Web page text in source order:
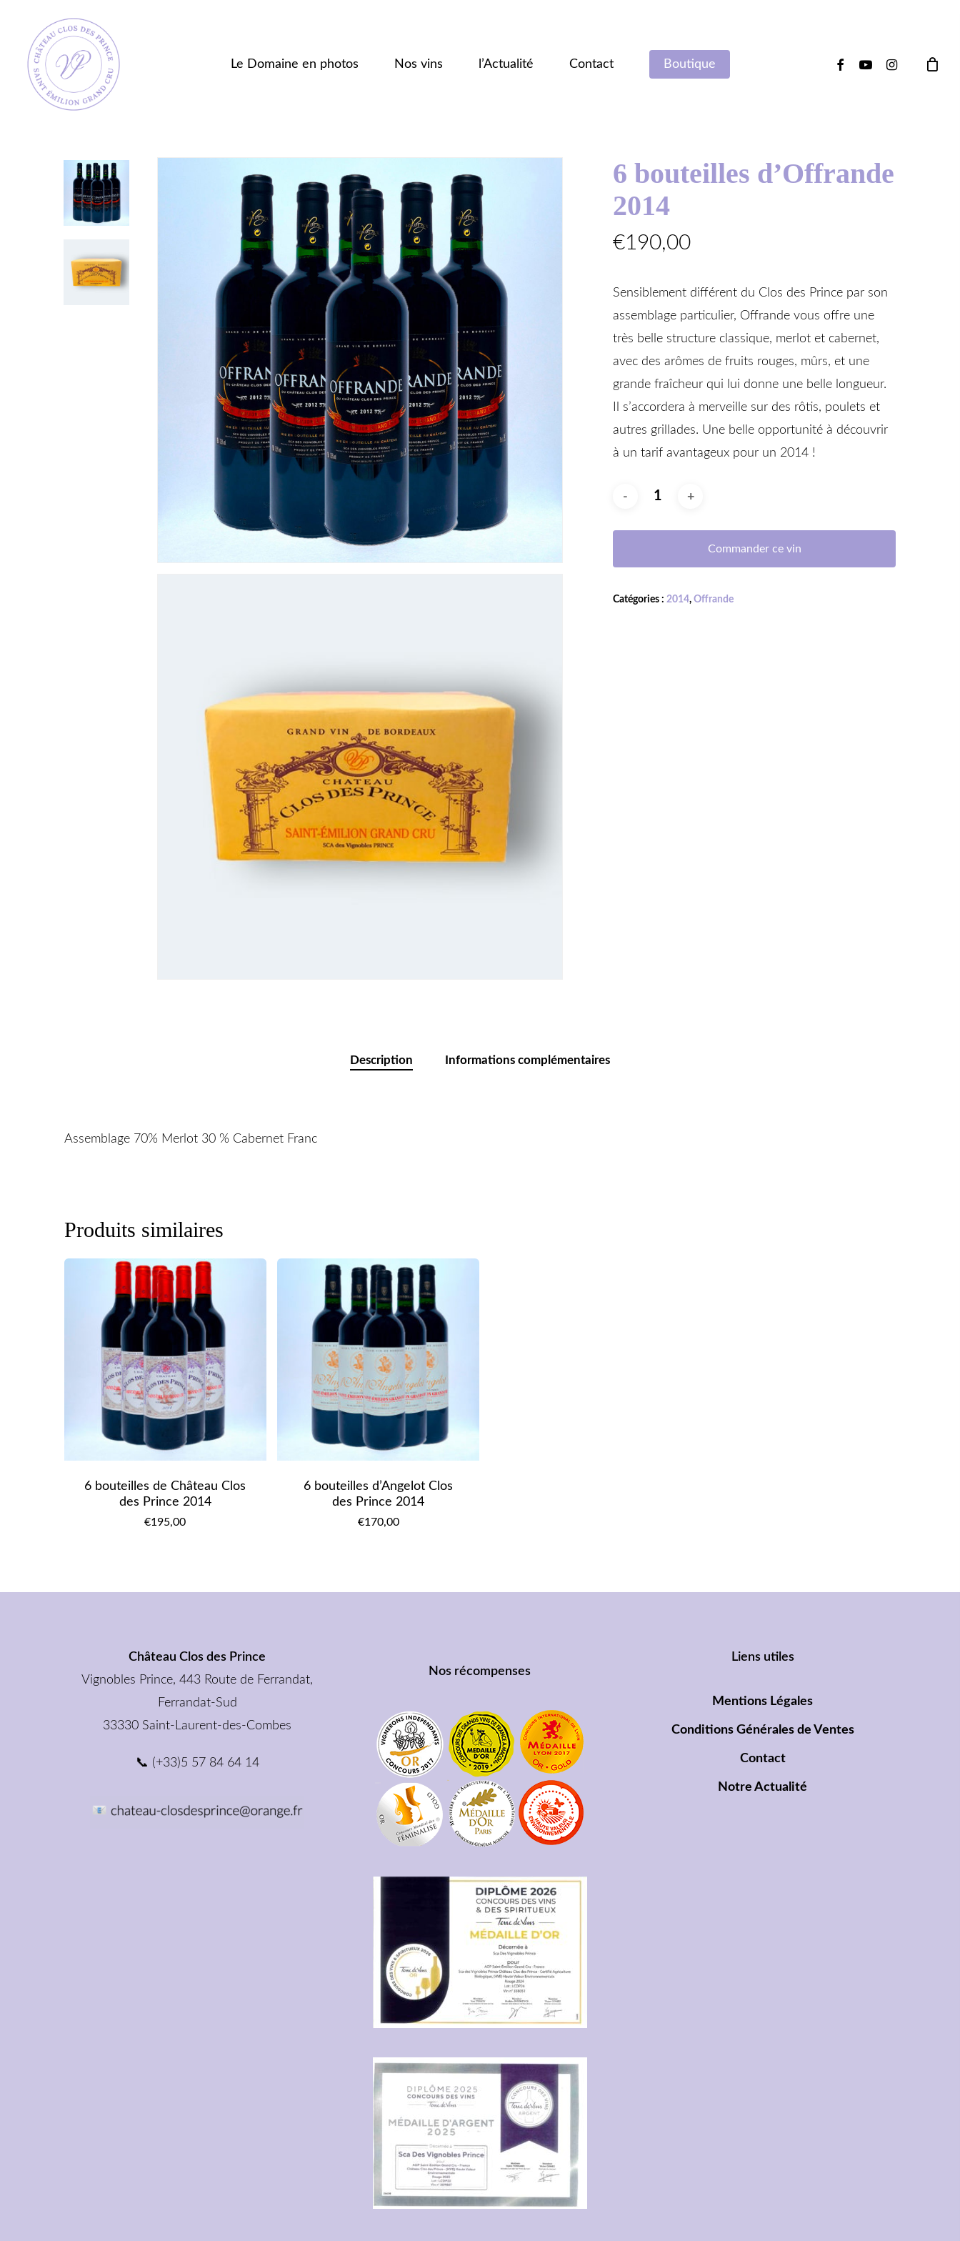
content
Le Domaine en photos Nos vins l’Actualité Contact Boutique facebookyoutubeinstagram
6 bouteilles d’Offrande
2014
€190,00
Sensiblement différent du Clos des Prince par son
assemblage particulier, Offrande vous offre une
très belle structure classique, merlot et cabernet,
avec des arômes de fruits rouges, mûrs, et une
grande fraîcheur qui lui donne une belle longueur.
Il s’accordera à merveille sur des rôtis, poulets et
autres grillades. Une belle opportunité à découvrir
à un tarif avantageux pour un 2014 !
Commander ce vin
Catégories :2014,Offrande
Description Informations complémentaires
Assemblage 70% Merlot 30 % Cabernet Franc
Produits similaires
6 bouteilles de Château Clos
des Prince 2014
€195,00
6 bouteilles d’Angelot Clos
des Prince 2014
€170,00
Château Clos des Prince
Vignobles Prince, 443 Route de Ferrandat,
Ferrandat-Sud
33330 Saint-Laurent-des-Combes
📞 (+33)5 57 84 64 14
Nos récompenses
Liens utiles
Mentions Légales
Conditions Générales de Ventes
Contact
Notre Actualité